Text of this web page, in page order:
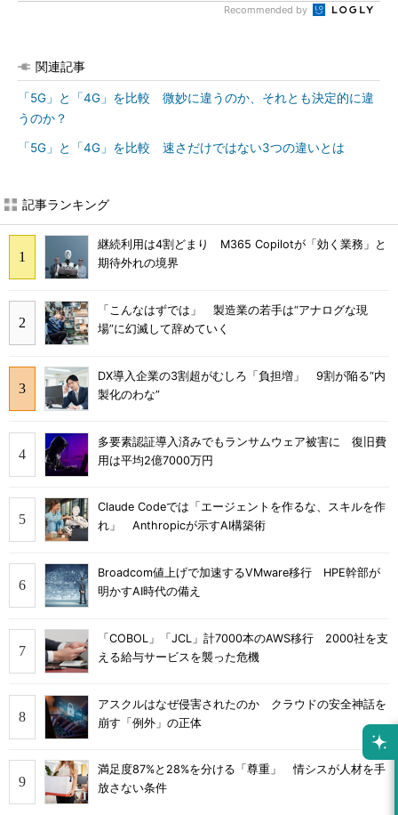
Recommended by
関連記事
「5G」と「4G」を比較 微妙に違うのか、それとも決定的に違
うのか？
「5G」と「4G」を比較 速さだけではない3つの違いとは
記事ランキング
継続利用は4割どまり M365 Copilotが「効く業務」と
期待外れの境界
「こんなはずでは」 製造業の若手は“アナログな現
場”に幻滅して辞めていく
DX導入企業の3割超がむしろ「負担増」 9割が陥る“内
製化のわな”
多要素認証導入済みでもランサムウェア被害に 復旧費
用は平均2億7000万円
Claude Codeでは「エージェントを作るな、スキルを作
れ」 Anthropicが示すAI構築術
Broadcom値上げで加速するVMware移行 HPE幹部が
明かすAI時代の備え
「COBOL」「JCL」計7000本のAWS移行 2000社を支
える給与サービスを襲った危機
アスクルはなぜ侵害されたのか クラウドの安全神話を
崩す「例外」の正体
満足度87%と28%を分ける「尊重」 情シスが人材を手
放さない条件